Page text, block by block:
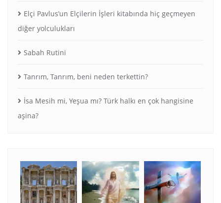
Elçi Pavlus’un Elçilerin İşleri kitabında hiç geçmeyen
diğer yolculukları
Sabah Rutini
Tanrım, Tanrım, beni neden terkettin?
İsa Mesih mi, Yeşua mı? Türk halkı en çok hangisine
aşina?